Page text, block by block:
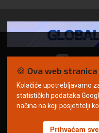
🍪 Ova web
Kolačiće upotrebljavamo
statističkih podataka
načina na koji posjetitelji
Prihvaćam